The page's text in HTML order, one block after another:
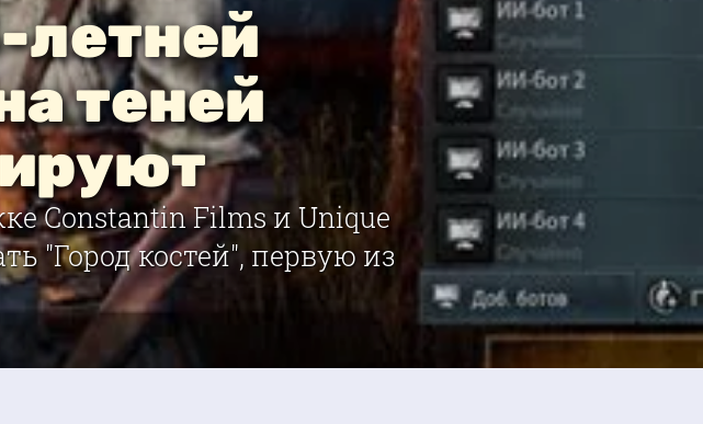
летней
теней
Constantin Films и Unique
"Город костей", первую из